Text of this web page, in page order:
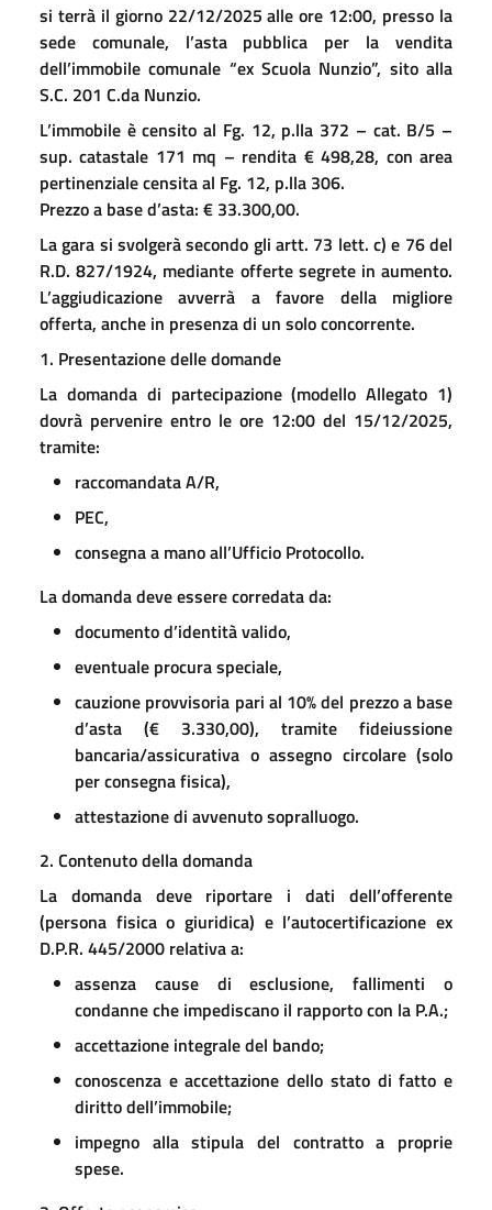
si terrà il giorno 22/12/2025 alle ore 12:00, presso la
sede comunale, l’asta pubblica per la vendita
dell’immobile comunale “ex Scuola Nunzio”, sito alla
S.C. 201 C.da Nunzio.
L’immobile è censito al Fg. 12, p.lla 372 – cat. B/5 –
sup. catastale 171 mq – rendita € 498,28, con area
pertinenziale censita al Fg. 12, p.lla 306.
Prezzo a base d’asta: € 33.300,00.
La gara si svolgerà secondo gli artt. 73 lett. c) e 76 del
R.D. 827/1924, mediante offerte segrete in aumento.
L’aggiudicazione avverrà a favore della migliore
offerta, anche in presenza di un solo concorrente.
1. Presentazione delle domande
La domanda di partecipazione (modello Allegato 1)
dovrà pervenire entro le ore 12:00 del 15/12/2025,
tramite:
raccomandata A/R,
PEC,
consegna a mano all’Ufficio Protocollo.
La domanda deve essere corredata da:
documento d’identità valido,
eventuale procura speciale,
cauzione provvisoria pari al 10% del prezzo a base
d’asta (€ 3.330,00), tramite fideiussione
bancaria/assicurativa o assegno circolare (solo
per consegna fisica),
attestazione di avvenuto sopralluogo.
2. Contenuto della domanda
La domanda deve riportare i dati dell’offerente
(persona fisica o giuridica) e l’autocertificazione ex
D.P.R. 445/2000 relativa a:
assenza cause di esclusione, fallimenti o
condanne che impediscano il rapporto con la P.A.;
accettazione integrale del bando;
conoscenza e accettazione dello stato di fatto e
diritto dell’immobile;
impegno alla stipula del contratto a proprie
spese.